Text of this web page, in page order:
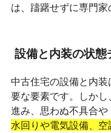
は、躊躇せずに専門家
設備と内装の状態
中古住宅の設備と内
要な要素です。しか
進み、思わぬ不具合や
水回りや電気設備、